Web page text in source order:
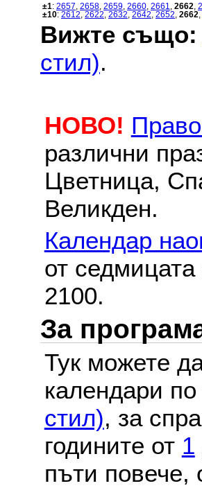
±1: 2657 2658 2659 2660 2661 2662
±10: 2612 2622 2632 2642 2652 2662
Вижте също:
стил).
НОВО!
различни
Цветница,
Великден.
Календар
от
2100.
За
Тук можете
календари
стил), за
годините от 1
пъти повече,